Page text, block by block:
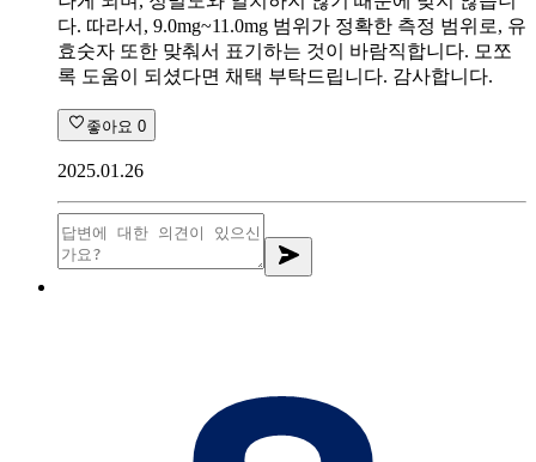
다. 따라서, 9.0mg~11.0mg 범위가 정확한 측정 범위로, 유
효숫자 또한 맞춰서 표기하는 것이 바람직합니다. 모쪼
록 도움이 되셨다면 채택 부탁드립니다. 감사합니다.
좋아요 0
2025.01.26